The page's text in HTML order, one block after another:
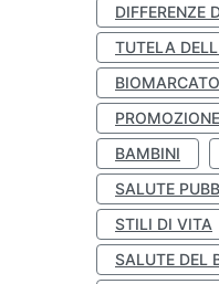
DIFFERENZE
TUTELA
BAMBINI
SALUTE
STILI DI VITA
SALUTE DEL